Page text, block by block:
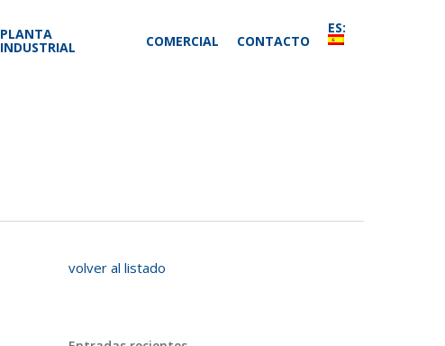
PLANTA
INDUSTRIAL COMERCIAL CONTACTO
ES:
volver al listado